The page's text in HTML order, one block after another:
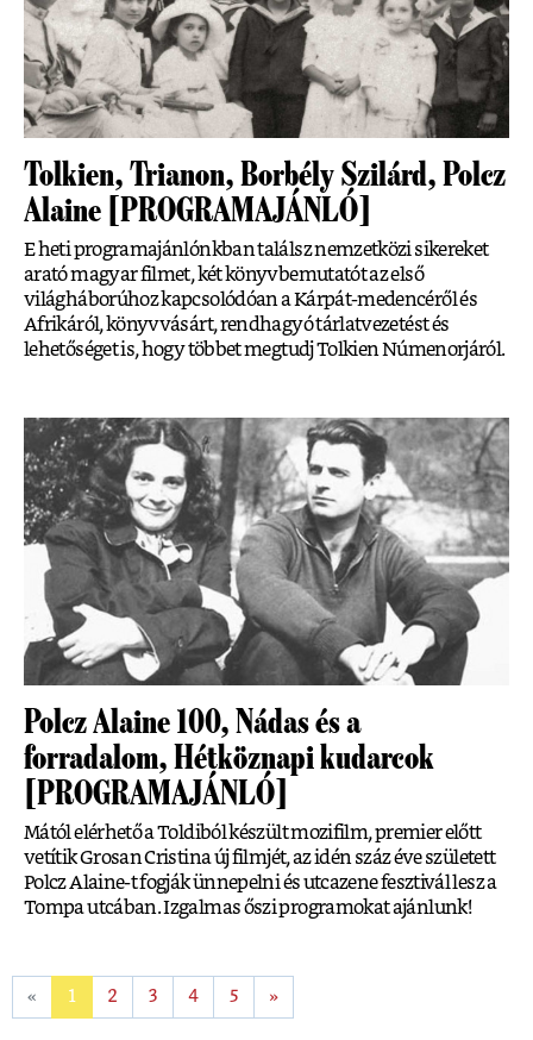
Tolkien, Trianon, Borbély Szilárd, Polcz
Alaine [PROGRAMAJÁNLÓ]
E heti programajánlónkban találsz nemzetközi sikereket
arató magyar filmet, két könyvbemutatót az első
világháborúhoz kapcsolódóan a Kárpát-medencéről és
Afrikáról, könyvvásárt, rendhagyó tárlatvezetést és
lehetőséget is, hogy többet megtudj Tolkien Númenorjáról.
Polcz Alaine 100, Nádas és a
forradalom, Hétköznapi kudarcok
[PROGRAMAJÁNLÓ]
Mától elérhető a Toldiból készült mozifilm, premier előtt
vetítik Grosan Cristina új filmjét, az idén száz éve született
Polcz Alaine-t fogják ünnepelni és utcazene fesztivál lesz a
Tompa utcában. Izgalmas őszi programokat ajánlunk!
« 1 2 3 4 5 »